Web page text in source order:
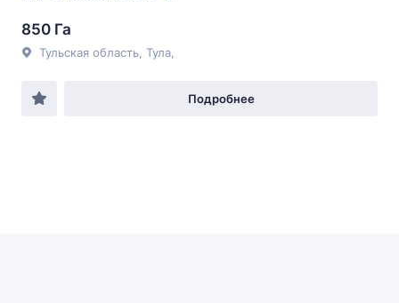
850 Га
Тульская область, Тула,
Подробнее